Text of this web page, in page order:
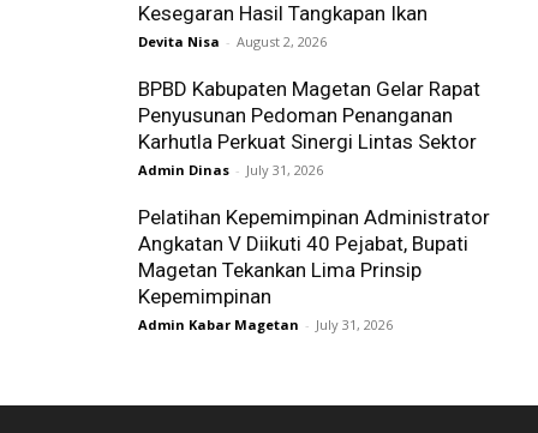
Kesegaran Hasil Tangkapan Ikan
Devita Nisa - August 2, 2026
BPBD Kabupaten Magetan Gelar Rapat
Penyusunan Pedoman Penanganan
Karhutla Perkuat Sinergi Lintas Sektor
Admin Dinas - July 31, 2026
Pelatihan Kepemimpinan Administrator
Angkatan V Diikuti 40 Pejabat, Bupati
Magetan Tekankan Lima Prinsip
Kepemimpinan
Admin Kabar Magetan - July 31, 2026